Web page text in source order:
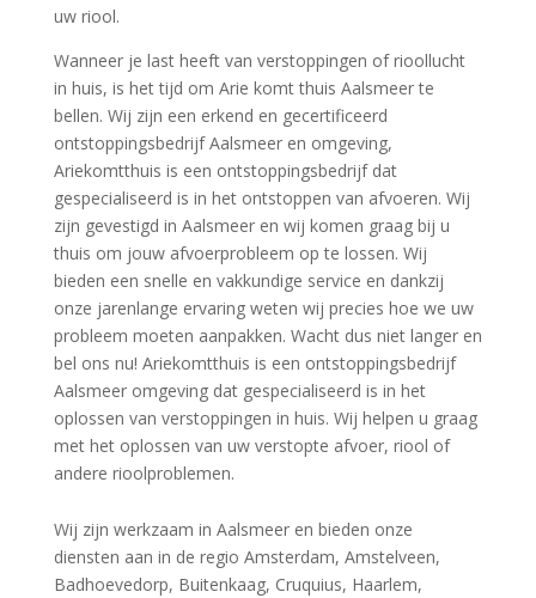
uw riool.
Wanneer je last heeft van verstoppingen of rioollucht
in huis, is het tijd om Arie komt thuis Aalsmeer te
bellen. Wij zijn een erkend en gecertificeerd
ontstoppingsbedrijf Aalsmeer en omgeving,
Ariekomtthuis is een ontstoppingsbedrijf dat
gespecialiseerd is in het ontstoppen van afvoeren. Wij
zijn gevestigd in Aalsmeer en wij komen graag bij u
thuis om jouw afvoerprobleem op te lossen. Wij
bieden een snelle en vakkundige service en dankzij
onze jarenlange ervaring weten wij precies hoe we uw
probleem moeten aanpakken. Wacht dus niet langer en
bel ons nu! Ariekomtthuis is een ontstoppingsbedrijf
Aalsmeer omgeving dat gespecialiseerd is in het
oplossen van verstoppingen in huis. Wij helpen u graag
met het oplossen van uw verstopte afvoer, riool of
andere rioolproblemen.
Wij zijn werkzaam in Aalsmeer en bieden onze
diensten aan in de regio Amsterdam, Amstelveen,
Badhoevedorp, Buitenkaag, Cruquius, Haarlem,